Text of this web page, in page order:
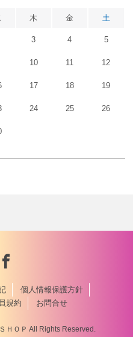
木 金 土
3 4 5
10 11 12
17 18 19
24 25 26
個人情報保護方針
規約 お問合せ
ＯＰ All Rights Reserved.